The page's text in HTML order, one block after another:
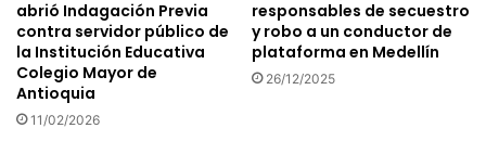
abrió Indagación Previa
contra servidor público de
la Institución Educativa
Colegio Mayor de
Antioquia
11/02/2026
responsables de secuestro
y robo a un conductor de
plataforma en Medellín
26/12/2025